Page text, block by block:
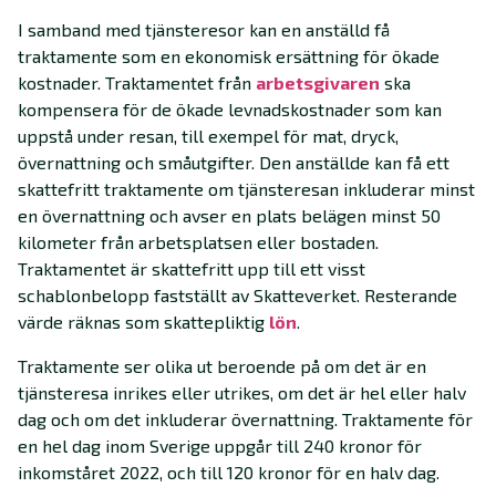
I samband med tjänsteresor kan en anställd få
traktamente som en ekonomisk ersättning för ökade
kostnader. Traktamentet från arbetsgivaren ska
kompensera för de ökade levnadskostnader som kan
uppstå under resan, till exempel för mat, dryck,
övernattning och småutgifter. Den anställde kan få ett
skattefritt traktamente om tjänsteresan inkluderar minst
en övernattning och avser en plats belägen minst 50
kilometer från arbetsplatsen eller bostaden.
Traktamentet är skattefritt upp till ett visst
schablonbelopp fastställt av Skatteverket. Resterande
värde räknas som skattepliktig lön.
Traktamente ser olika ut beroende på om det är en
tjänsteresa inrikes eller utrikes, om det är hel eller halv
dag och om det inkluderar övernattning. Traktamente för
en hel dag inom Sverige uppgår till 240 kronor för
inkomståret 2022, och till 120 kronor för en halv dag.